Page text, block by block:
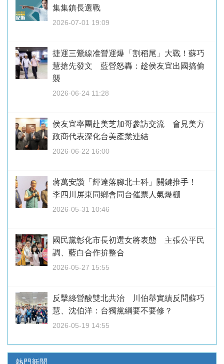
集集鎮長選戰
2026-07-01 19:09
捷運三鶯線准營運爆「割稻尾」大戰！蘇巧
慧搶先發文 藍營怒轟：趁侯友宜出國搞偷
襲
2026-06-24 11:28
侯友宜率團赴美芝加哥參訪交流 會見美方
政商代表深化台美產業連結
2026-06-22 16:00
蔣萬安讚「輝達落腳北士科」關鍵推手！
李四川屏東同鄉會同台催票人氣爆棚
2026-05-31 10:46
國民黨彰化市長初選女將表態 主張公平民
調、藍白合作拚整合
2026-05-27 15:55
反擊綠營酸雙北共治 川伯舉實績反問蘇巧
慧、沈伯洋：台獨黨綱要不要修？
2026-05-19 14:55
熱門新聞